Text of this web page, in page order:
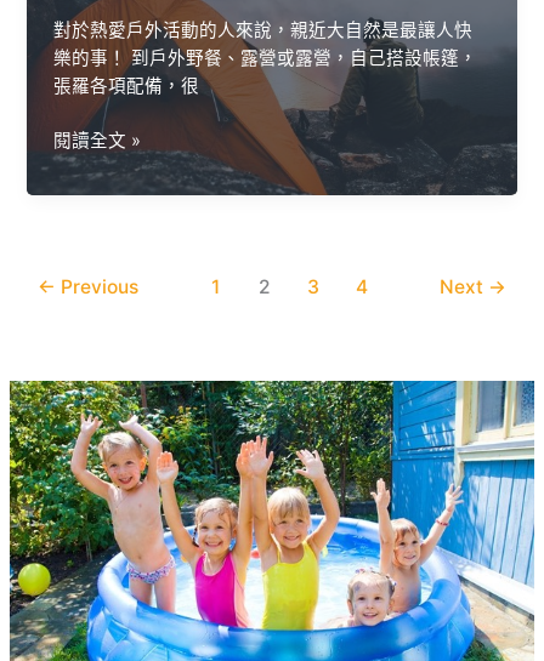
合
塑
膠
水
對於熱愛戶外活動的人來說，親近大自然是最讓人快
樂的事！ 到戶外野餐、露營或露營，自己搭設帳篷，
張羅各項配備，很
帳
篷
修
水
布
縫
線
漏
水
的
煩
惱
閱讀全文 »
← Previous 1 2 3 4 Next →